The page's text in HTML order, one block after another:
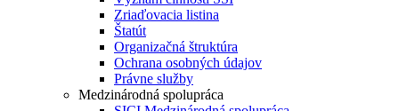
Zriaďovacia listina
Štatút
Organizačná štruktúra
Ochrana osobných údajov
Právne služby
Medzinárodná spolupráca